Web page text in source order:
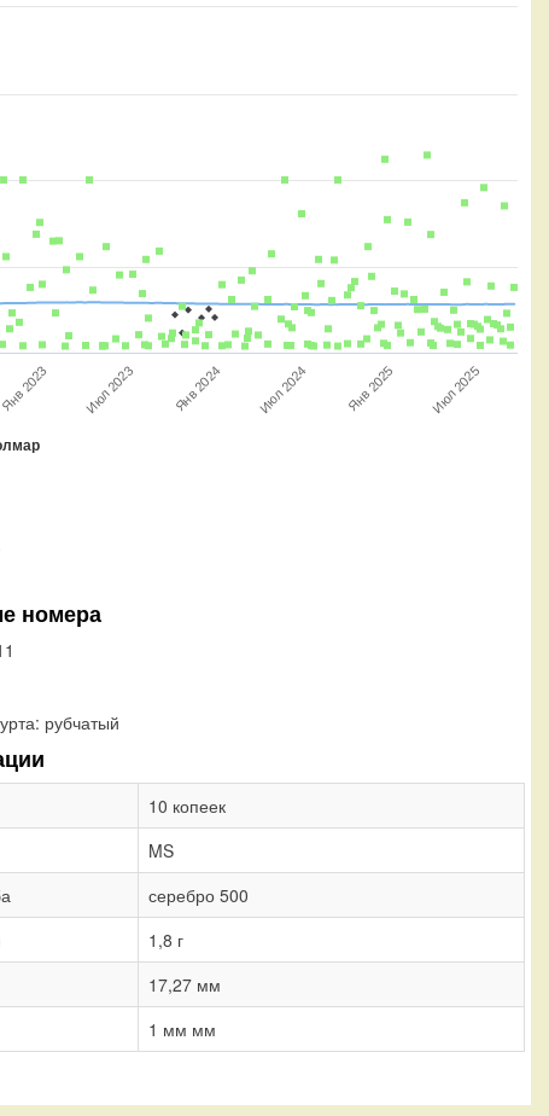
Янв 2023 Июл 2023 Янв 2024 Июл 2024 Янв 2025 Июл 2025
номера
рубчатый
10 копеек
MS
серебро 500
1,8 г
17,27 мм
1 мм мм